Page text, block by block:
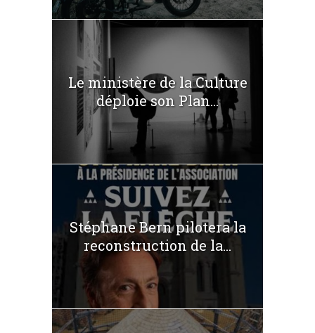
Le ministère de la Culture
déploie son Plan...
Stéphane Bern pilotera la
reconstruction de la...